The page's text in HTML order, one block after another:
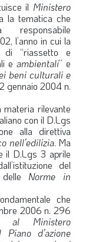
il Ministero
la tematica che
l’anno in cui la
“riassetto e
e ambientali” e
beni culturali e
gennaio 2004 n.
materia rilevante
con il D.Lgs
alla direttiva
nell’edilizia. Ma
il D.Lgs 3 aprile
del
Norme in
che
2006 n. 296
al Ministero
Piano d’azione